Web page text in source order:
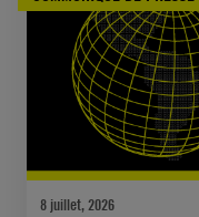
8 juillet, 2026